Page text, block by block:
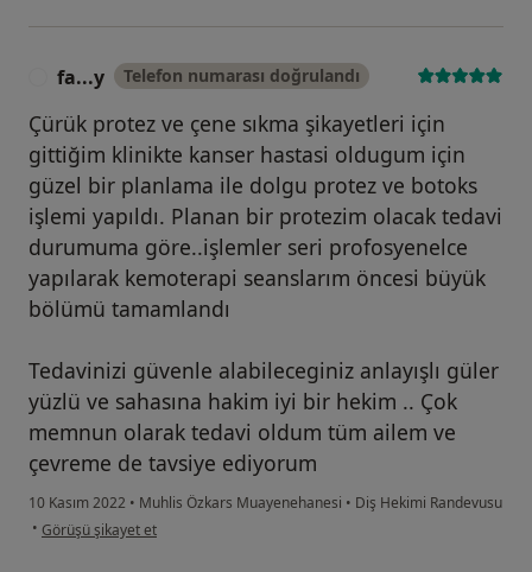
fa...y Telefon numarası doğrulandı
Çürük protez ve çene sıkma şikayetleri için
gittiğim klinikte kanser hastasi oldugum için
güzel bir planlama ile dolgu protez ve botoks
işlemi yapıldı. Planan bir protezim olacak tedavi
durumuma göre..işlemler seri profosyenelce
yapılarak kemoterapi seanslarım öncesi büyük
bölümü tamamlandı
Tedavinizi güvenle alabileceginiz anlayışlı güler
yüzlü ve sahasına hakim iyi bir hekim .. Çok
memnun olarak tedavi oldum tüm ailem ve
çevreme de tavsiye ediyorum
10 Kasım 2022 • Muhlis Özkars Muayenehanesi • Diş Hekimi Randevusu
• kullanıcının görüşüne göre fa...y
Görüşü şikayet et